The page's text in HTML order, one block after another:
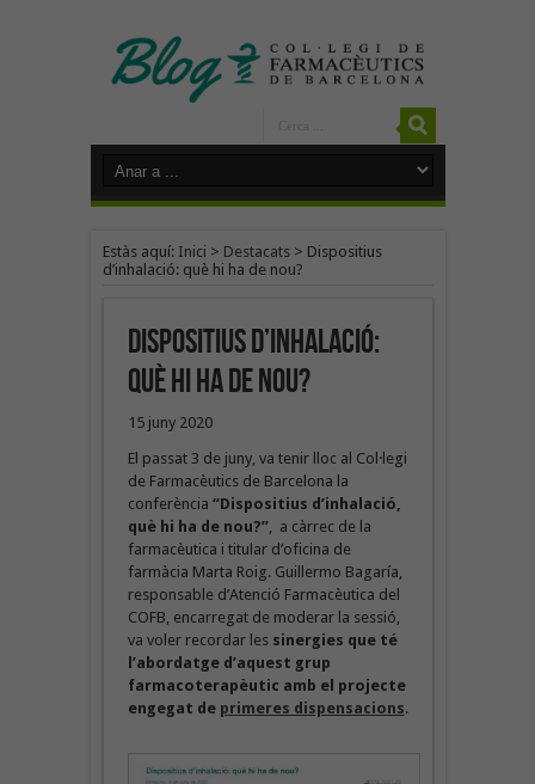
Estàs aquí: Inici > Destacats> Dispositius
d’inhalació: què hi ha de nou?
Dispositius d’inhalació:
què hi ha de nou?
15 juny 2020
El passat 3 de juny, va tenir lloc al Col·legi
de Farmacèutics de Barcelona la
conferència “Dispositius d’inhalació,
què hi ha de nou?”, a càrrec de la
farmacèutica i titular d’oficina de
farmàcia Marta Roig. Guillermo Bagaría,
responsable d’Atenció Farmacèutica del
COFB, encarregat de moderar la sessió,
va voler recordar les sinergies que té
l’abordatge d’aquest grup
farmacoterapèutic amb el projecte
engegat de primeres dispensacions.